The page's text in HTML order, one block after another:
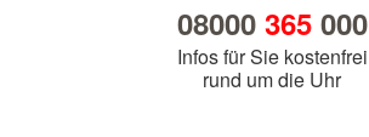
08000 365000
Infos für Sie kostenfrei
rund um die Uhr